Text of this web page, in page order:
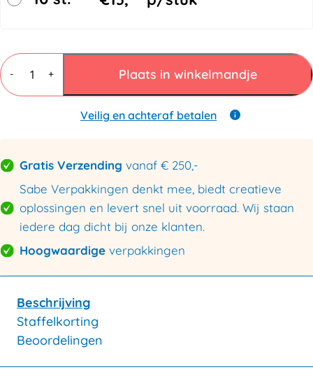
-
Tapedispenser
Heavy
Duty
50mm
+ Plaats in winkelmandje
Veilig en achteraf betalen
Gratis Verzending vanaf € 250,-
Sabe Verpakkingen denkt mee, biedt creatieve
oplossingen en levert snel uit voorraad. Wij staan
iedere dag dicht bij onze klanten.
Hoogwaardige verpakkingen
Beschrijving
Staffelkorting
Beoordelingen